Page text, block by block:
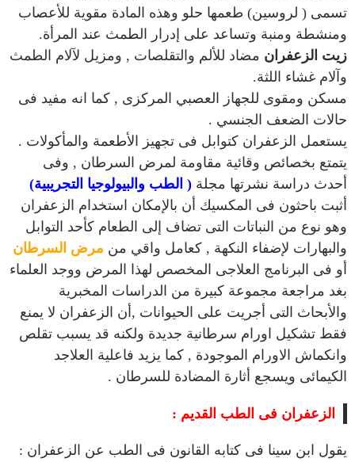
تسمى ( لروسين) طعمها حلو وهذه المادة مقوية للأعصاب
ومنشطة ومنبة وتساعد على إدرار الطمث عند المرأة.
زيت الزعفران مضاد للألم والتقلصات , ومزيل لآلام الطمث
وآلام غشاء اللثة.
مسكن ومقوى للجهاز العصبي المركزى , كما انه مفيد فى
حالات الضعف الجنسي .
يستعمل الزعفران كتوابل فى تجهيز الأطعمة والمأكولات .
يتمتع بخصائص وقائية مقاومة لمرض السرطان , وفى
أحدث دراسة نشرتها مجلة ( الطب والبيولوجيا التجريبية)
أثبت باحثون فى المكسيك أن بالإمكان استخدام الزعفران
وهو نوع من النباتات التى تضاف إلى الطعام كأحد التوابل
والبهارات لإضفاء النكهة , كعامل واقي من مرض السرطان
أو فى البرنامج العلاجى المخصص لهذا المرض ووجد العلماء
بغد مراجعة مجموعة كبيرة من الدراسات المخبرية
والأبحاث التى أجريت على الحيوانات ,أن الزعفران لا يمنع
فقط تشكيل اورام سرطانية جديدة ولكنه قد يسبب تقلص
وانكماش الاورام الموجودة , كما يزيد فاعلية العلاجد
الكيمائى ويسجع أثارة المضادة للسرطان .
الزعفران فى الطب القديم :
يقول ابن سينا فى كتابه القانون فى الطب عن الزعفران :